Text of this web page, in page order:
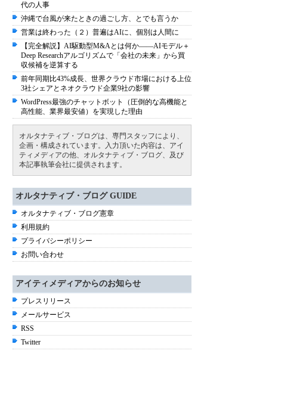
代の人事
沖縄で台風が来たときの過ごし方、とでも言うか
営業は終わった（２）普遍はAIに、個別は人間に
【完全解説】AI駆動型M&Aとは何か――AIモデル＋
Deep Researchアルゴリズムで「会社の未来」から買
収候補を逆算する
前年同期比43%成長、世界クラウド市場における上位
3社シェアとネオクラウド企業9社の影響
WordPress最強のチャットボット（圧倒的な高機能と
高性能、業界最安値）を実現した理由
オルタナティブ・ブログは、専門スタッフにより、
企画・構成されています。入力頂いた内容は、アイ
ティメディアの他、オルタナティブ・ブログ、及び
本記事執筆会社に提供されます。
オルタナティブ・ブログ GUIDE
オルタナティブ・ブログ憲章
利用規約
プライバシーポリシー
お問い合わせ
アイティメディアからのお知らせ
プレスリリース
メールサービス
RSS
Twitter